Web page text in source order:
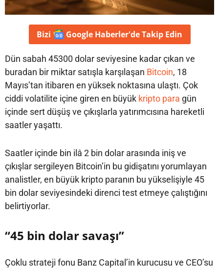
Bizi Google Haberler'deTakip Edin
Dün sabah 45300 dolar seviyesine kadar çıkan ve
buradan bir miktar satışla karşılaşan Bitcoin, 18
Mayıs’tan itibaren en yüksek noktasına ulaştı. Çok
ciddi volatilite içine giren en büyük kripto para gün
içinde sert düşüş ve çıkışlarla yatırımcısına hareketli
saatler yaşattı.
Saatler içinde bin ilâ 2 bin dolar arasında iniş ve
çıkışlar sergileyen Bitcoin’in bu gidişatını yorumlayan
analistler, en büyük kripto paranın bu yükselişiyle 45
bin dolar seviyesindeki direnci test etmeye çalıştığını
belirtiyorlar.
“45 bin dolar savaşı”
Çoklu strateji fonu Banz Capital’in kurucusu ve CEO’su